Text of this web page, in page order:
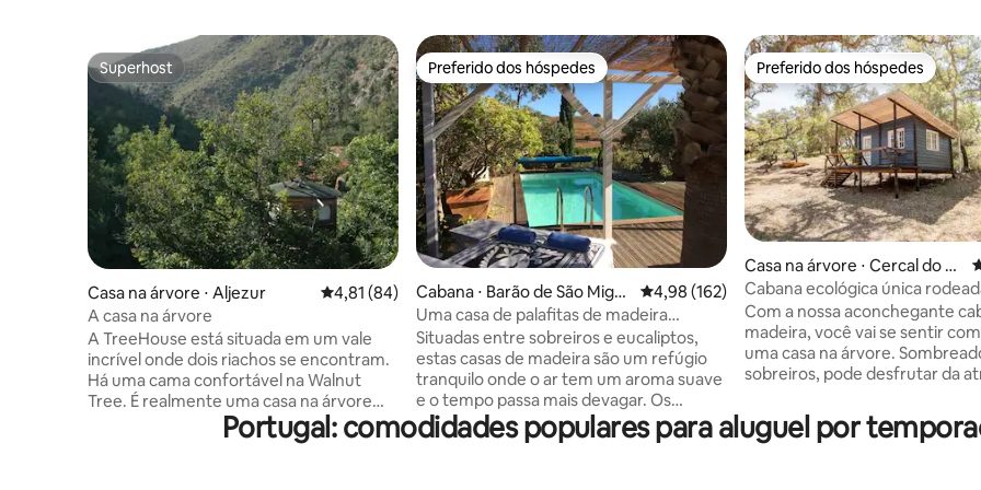
Superhost
Superhost
Casa na árvore ⋅ Aljezur 4,81 de uma avaliação média de 5, 84 avaliações
4,81 (84)
A casa na árvore
A TreeHouse está situada em um vale
incrível onde dois riachos se encontram.
Há uma cama confortável na Walnut
Tree. É realmente uma casa na árvore
sustentada inteiramente pela árvore.
Desfrute dos sons da natureza quando
Preferido dos hóspedes
Preferido dos hóspedes
Cabana ⋅ Barão de São Migu
el
4,98 de uma avaliação média de 5, 162
4,98 (162)
Uma casa de palafitas de madeira
tranquila, Casa Eucalyptus 1
Situadas entre sobreiros e eucaliptos,
estas casas de madeira são um refúgio
tranquilo onde o ar tem um aroma suave
e o tempo passa mais devagar. Os
últimos 600 metros seguem uma
estrada não pavimentada típica do
Preferido dos hóspedes
Preferido dos hóspedes
Casa na árvore ⋅ Cercal do Al
entejo
Cabana ecológica única
sobreiros
Com a nossa aconchegante
madeira, você vai se sentir
uma casa na árvore. Sombreado por
sobreiros, pode desfrutar da
livre, onde lhe serviremos um
pequeno-almoço (produtos
Portugal: comodidades populares para aluguel por